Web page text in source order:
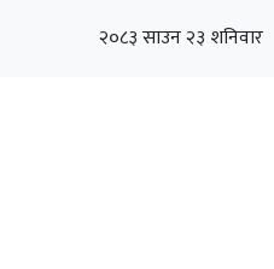
२०८३ साउन २३ शनिवार